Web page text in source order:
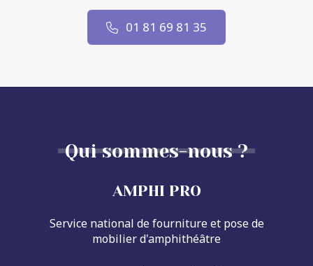
01 81 69 81 35
Qui sommes-nous ?
AMPHI PRO
Service national de fourniture et pose de
mobilier d'amphithéâtre